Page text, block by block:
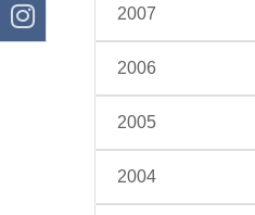
2007
2006
2005
2004